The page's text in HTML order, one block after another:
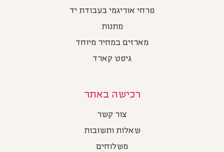
פרחי אוריגמי בעבודת יד
מתנות
מארזים במחיר מיוחד
גיפט קארד
רכישה באתר
צור קשר
שאלות ותשובות
משלוחים